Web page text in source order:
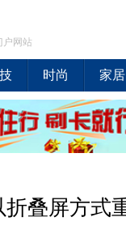
户网站
时尚 家居
叠屏方式